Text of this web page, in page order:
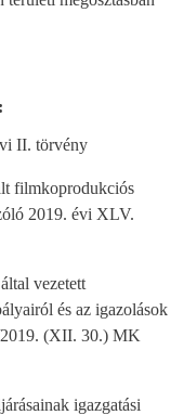
II. törvény
filmkoprodukciós
2019. évi XLV.
vezetett
és az igazolások
2019. (XII. 30.) MK
igazgatási